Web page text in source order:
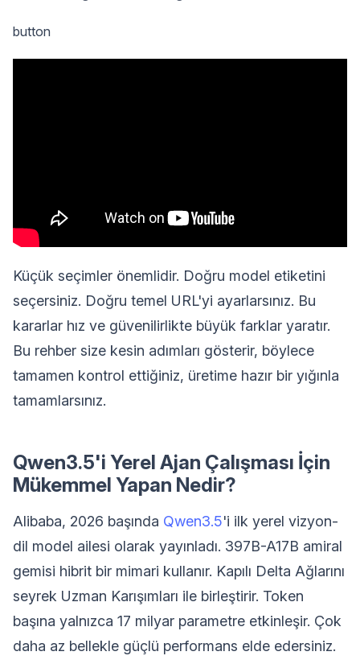
button
Küçük seçimler önemlidir. Doğru model etiketini
seçersiniz. Doğru temel URL'yi ayarlarsınız. Bu
kararlar hız ve güvenilirlikte büyük farklar yaratır.
Bu rehber size kesin adımları gösterir, böylece
tamamen kontrol ettiğiniz, üretime hazır bir yığınla
tamamlarsınız.
Qwen3.5'i Yerel Ajan Çalışması İçin
Mükemmel Yapan Nedir?
Alibaba, 2026 başında Qwen3.5'i ilk yerel vizyon-
dil model ailesi olarak yayınladı. 397B-A17B amiral
gemisi hibrit bir mimari kullanır. Kapılı Delta Ağlarını
seyrek Uzman Karışımları ile birleştirir. Token
başına yalnızca 17 milyar parametre etkinleşir. Çok
daha az bellekle güçlü performans elde edersiniz.